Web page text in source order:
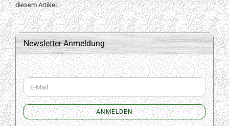
diesem Artikel.
Newsletter-Anmeldung
WEITER
ZUR
NEWSLETTER-
ANMELDUNG
E-
Mail
ANMELDEN